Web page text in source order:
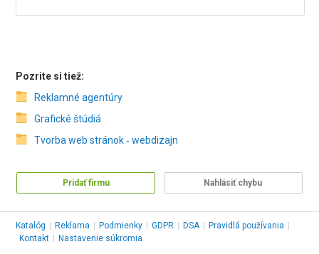
Pozrite si tiež:
Reklamné agentúry
Grafické štúdiá
Tvorba web stránok ‑ webdizajn
Pridať firmu Nahlásiť chybu
Katalóg Reklama Podmienky GDPR DSA Pravidlá používania
Kontakt
Nastavenie súkromia